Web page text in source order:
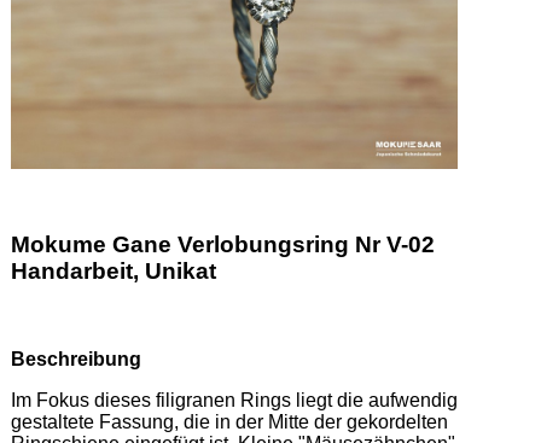
Mokume Gane Verlobungsring Nr V-02
Handarbeit, Unikat
Beschreibung
Im Fokus dieses filigranen Rings liegt die aufwendig
gestaltete Fassung, die in der Mitte der gekordelten